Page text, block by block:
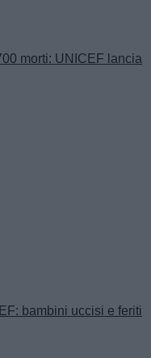
morti: UNICEF lancia
bambini uccisi e feriti